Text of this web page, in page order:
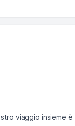
viaggio insieme